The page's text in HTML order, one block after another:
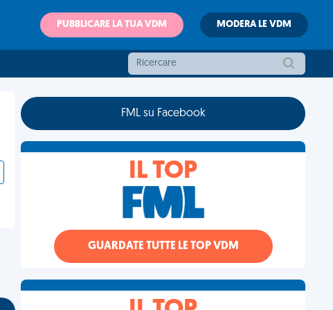
PUBBLICARE LA TUA VDM MODERA LE VDM
FML su Facebook
IL TOP
GUARDATE TUTTE LE TOP VDM